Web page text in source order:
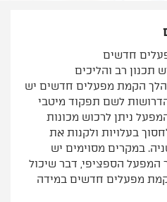
חדשים
רב והליכים
הקמת מפעלים חדשים יש
לשם תפקוד מיטבי
ניתן לרכוש מכונות
בעלויות ולקנות את
במקרים מסוימים יש
המפעל הספציפי, דבר שיכול
מפעלים חדשים במידה